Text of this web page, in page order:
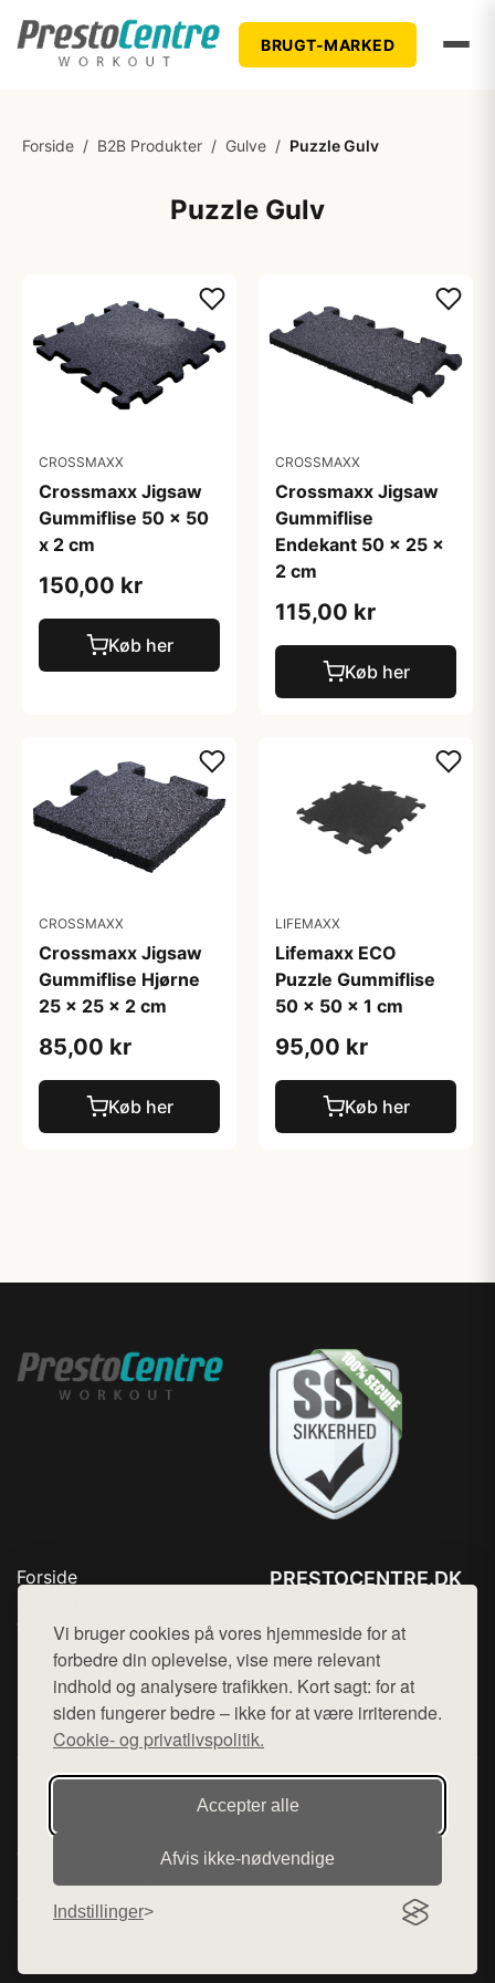
Vi bruger cookies på vores hjemmeside for at
forbedre din oplevelse, vise mere relevant
indhold og analysere trafikken. Kort sagt: for at
siden fungerer bedre – ikke for at være irriterende.
Cookie- og privatlivspolitik.
Accepter alle
Afvis ikke‑nødvendige
Indstillinger
BRUGT-MARKED
Forside / B2B Produkter / Gulve / Puzzle Gulv
Puzzle Gulv
CROSSMAXX
Crossmaxx Jigsaw
Gummiflise 50 x 50
x 2 cm
150,00 kr
Køb her
CROSSMAXX
Crossmaxx Jigsaw
Gummiflise
Endekant 50 x 25 x
2 cm
115,00 kr
Køb her
CROSSMAXX
Crossmaxx Jigsaw
Gummiflise Hjørne
25 x 25 x 2 cm
85,00 kr
Køb her
LIFEMAXX
Lifemaxx ECO
Puzzle Gummiflise
50 x 50 x 1 cm
95,00 kr
Køb her
Forside
Top Rabatter
Kontakt
PRESTOCENTRE.DK
Mail: hej@want.dk
Cookie- og privatlivspolitik
Denne side er en del af want.dk, der udgiver en række
hjemmesider med præsentation af forskellige produkter fra
diverse webshops. Der sælges ikke varer fra denne side - vi
henviser til de shops, som sælger varen. Vi har heller ikke
varerne på lager.